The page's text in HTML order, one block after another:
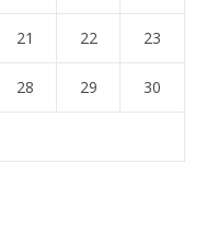
21 22 23
28 29 30